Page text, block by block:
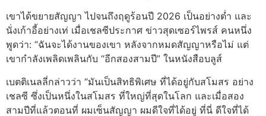
เขาได้ขยายสัญญา ไปจนถึงฤดูร้อนปี 2026 เป็นอย่างต่ำ และ
นั่งเก้าอี้อย่างเท่ เมื่อเชลซีประกาศ ข่าวสุดเซอร์ไพรส์ คนหนึ่ง
พูดว่า: “ฉันจะได้งานของเขา หลังจากหมดสัญญาหรือไม่ แต่
เขากำลังเพลิดเพลินกับ “อีกสองสามปี” ในหนังสือบลูส์
เบตติเนลลี่กล่าวว่า “มันเป็นสิทธิพิเศษ ที่ได้อยู่กับสโมสร อย่าง
เชลซี ซึ่งเป็นหนึ่งในสโมสร ที่ใหญ่ที่สุดในโลก และเมื่อสอง
สามปีที่แล้วตอนที่ ผมเซ็นสัญญา ผมดีใจที่ได้อยู่ ที่นี่ ดีใจที่ได้